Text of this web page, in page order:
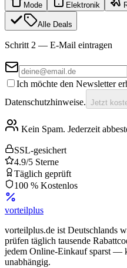
Mode Elektronik
Alle Deals
Schritt 2 — E-Mail eintragen
Ich möchte den Newsletter
Datenschutzhinweise. Jetzt
Kein Spam. Jederzeit
SSL-gesichert
4.9/5 Sterne
Täglich geprüft
100 % Kostenlos
vorteilplus
vorteilplus.de ist Deutschlands
prüfen täglich tausende
jedem Online-Einkauf sparst —
unabhängig.